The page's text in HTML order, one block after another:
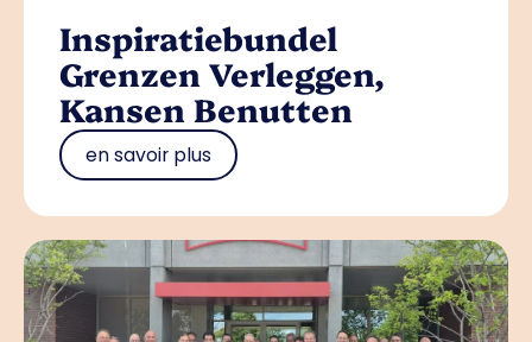
Inspiratiebundel
Grenzen Verleggen,
Kansen Benutten
en savoir plus